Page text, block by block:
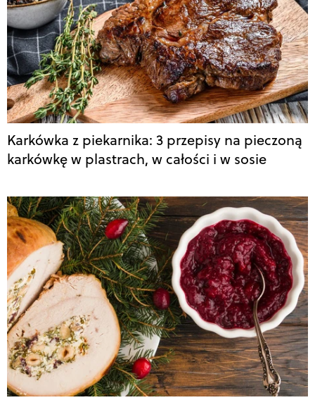
Karkówka z piekarnika: 3 przepisy na pieczoną
karkówkę w plastrach, w całości i w sosie